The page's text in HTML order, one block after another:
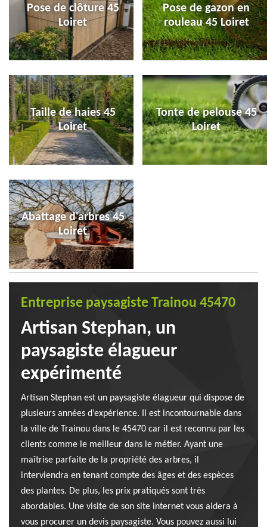
Pose de clôture 45
Loiret
Pose de gazon en
rouleau 45 Loiret
Taille de haies 45
Loiret
Tonte de pelouse 45
Loiret
Abattage d'arbres 45
Loiret
Entreprise paysagiste Trainou 45470
Artisan Stephan, un
paysagiste élagueur
expérimenté
Artisan Stephan est un paysagiste élagueur qui dispose de
plusieurs années d’expérience. Il est incontournable dans
la ville de Trainou dans le 45470 car il est reconnu par les
clients comme le meilleur dans le métier. Ayant une
maîtrise parfaite de la propriété des arbres, il
interviendra en tenant compte des âges et des espèces
des plantes. De plus, les prix pratiqués sont très
abordables. Une visite de son site internet vous aidera à
vous procurer un devis paysagiste. Vous pouvez aussi lui